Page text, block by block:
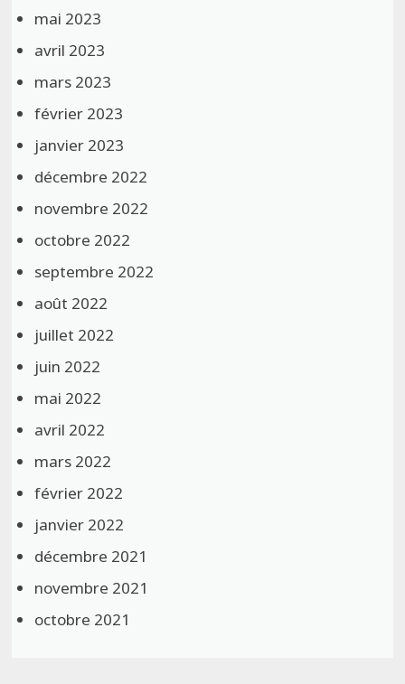
mai 2023
avril 2023
mars 2023
février 2023
janvier 2023
décembre 2022
novembre 2022
octobre 2022
septembre 2022
août 2022
juillet 2022
juin 2022
mai 2022
avril 2022
mars 2022
février 2022
janvier 2022
décembre 2021
novembre 2021
octobre 2021